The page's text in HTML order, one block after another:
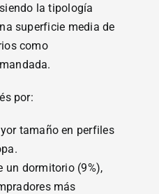
la tipología
superficie media de
como
por:
tamaño en perfiles
un dormitorio (9%),
más